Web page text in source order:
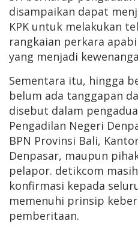
disampaikan dapat
KPK untuk melakukan
rangkaian perkara
yang menjadi
Sementara itu, hingga
belum ada tanggapan
disebut dalam
Pengadilan Negeri
BPN Provinsi Bali,
Denpasar, maupun
pelapor. detikcom
konfirmasi kepada
memenuhi prinsip
pemberitaan.